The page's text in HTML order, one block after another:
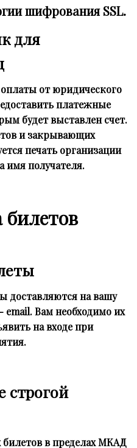
шифрования SSL.
для
от юридического
платежные
будет выставлен счет.
и закрывающих
печать организации
имя получателя.
билетов
доставляются на вашу
email. Вам необходимо их
на входе при
строгой
в пределах МКАД